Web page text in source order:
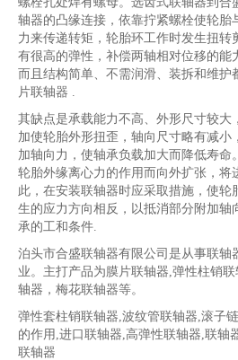
轴器的凸缘连接，依靠拧紧螺栓使轮胎
力来传递转矩，轮胎环工作时发生扭转
有很高的弹性，补偿两轴相对位移的能
而且结构简单、不需润滑、装拆和维护
片联轴器 .
其缺点是承载能力不高、外形尺寸较大
加使轮胎外形扭歪，轴向尺寸略有减小
加轴向力，使轴承负载加大而降低寿命
轮胎外缘离心力的作用而向外扩张，将
此，在安装联轴器时应采取措施，使轮
生的应力方向相反，以抵消部分附加轴
承的工和条件.
泊头市合盛联轴器有限公司是从事联轴
业。主打产品为膜片联轴器,弹性柱销
轴器，梅花联轴器等。
弹性套柱销联轴器,波纹管联轴器,滚子
的作用,进口联轴器,高弹性联轴器,联轴
联轴器